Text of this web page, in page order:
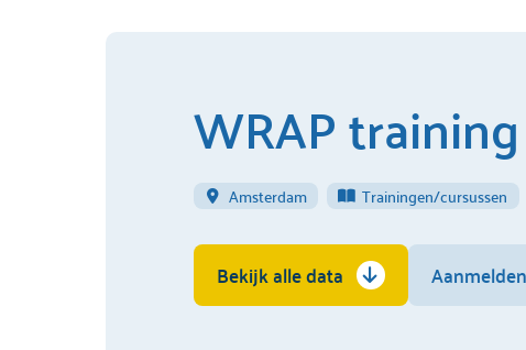
WRAP training
Amsterdam Trainingen/cursussen
Bekijk alle data Aanmelden